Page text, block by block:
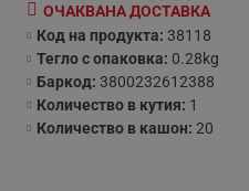
ОЧАКВАНА ДОСТАВКА
Код на продукта: 38118
Тегло с опаковка: 0.28kg
Баркод: 3800232612388
Количество в кашон: 20
Количество в кутия: 1